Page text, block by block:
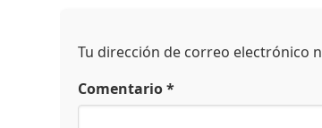
Tu dirección de correo electrónico
Comentario*